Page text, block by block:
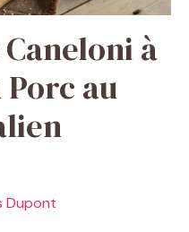
à
au
Dupont